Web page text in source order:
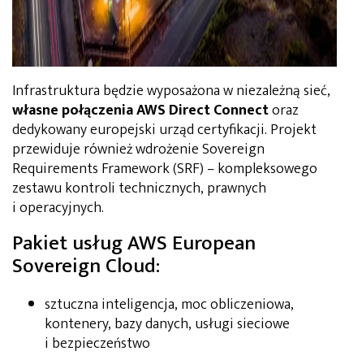
Infrastruktura będzie wyposażona w niezależną sieć,
własne połączenia AWS Direct Connectoraz
dedykowany europejski urząd certyfikacji. Projekt
przewiduje również wdrożenie Sovereign
Requirements Framework (SRF) – kompleksowego
zestawu kontroli technicznych, prawnych
i operacyjnych.
Pakiet usług AWS European
Sovereign Cloud:
sztuczna inteligencja, moc obliczeniowa,
kontenery, bazy danych, usługi sieciowe
i bezpieczeństwo